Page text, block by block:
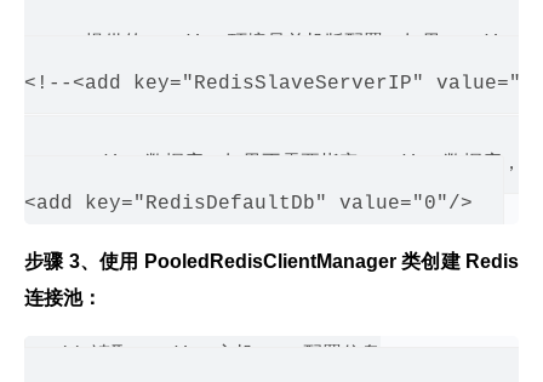
<!--<add key="RedisSlaveServerIP"
<!--Redis 数据库。如果不需要指定 Redis 数据
步骤 3、使用 PooledRedisClientManager 类创建 Redis
连接池：